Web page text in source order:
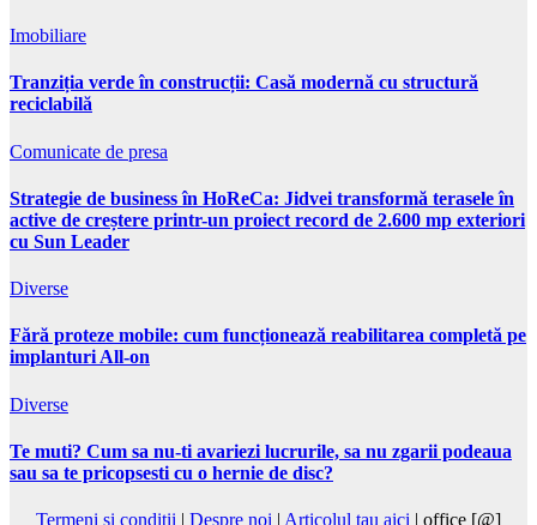
Imobiliare
Tranziția verde în construcții: Casă modernă cu structură
reciclabilă
Comunicate de presa
Strategie de business în HoReCa: Jidvei transformă terasele în
active de creștere printr-un proiect record de 2.600 mp exteriori
cu Sun Leader
Diverse
Fără proteze mobile: cum funcționează reabilitarea completă pe
implanturi All-on
Diverse
Te muti? Cum sa nu-ti avariezi lucrurile, sa nu zgarii podeaua
sau sa te pricopsesti cu o hernie de disc?
Termeni si conditii | Despre noi | Articolul tau aici | office [@]